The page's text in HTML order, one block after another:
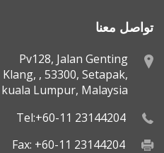
تواصل معنا
Pv128, Jalan Genting
Klang, , 53300, Setapak,
kuala Lumpur, Malaysia
Tel:+60-11 23144204
Fax: +60-11 23144204